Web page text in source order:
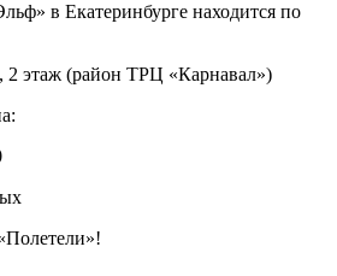
в Екатеринбурге находится по
2 этаж (район ТРЦ «Карнавал»)